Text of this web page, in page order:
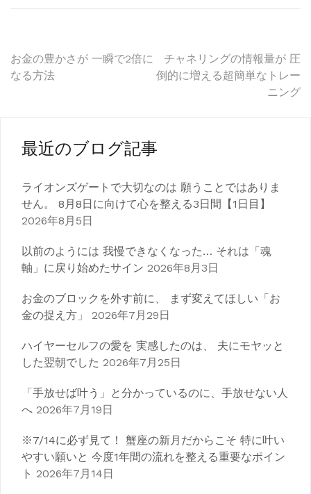
投
稿
ビ
ー
シ
ョ
ン
お金の豊かさが 一瞬で2倍に
なる方法
チャネリングの情報量が 圧
倒的に増える超簡単なトレー
ニング
最近のブログ記事
ライオンズゲートで大切なのは 願うことではありま
せん。 8月8日に向けて心を整える3日間【1日目】
2026年8月5日
以前のようには 我慢できなくなった… それは「魂
軸」に戻り始めたサイン 2026年8月3日
お金のブロックを外す前に、 まず変えてほしい「お
金の捉え方」
2026年7月29日
ハイヤーセルフの愛を 実感したのは、 夫にモヤッと
した翌朝でした 2026年7月25日
「手放せば叶う」と分かっているのに、手放せない人
へ 2026年7月19日
※7/14に必ず見て！ 蟹座の新月だからこそ 特に叶い
やすい願いと 今度1年間の流れを整える重要なポイン
ト 2026年7月14日